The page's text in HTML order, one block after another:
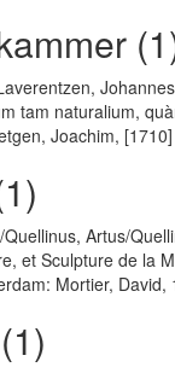
Johannes
tam naturalium,
Joachim, [1710]
/Quellinus, Artus/
et Sculpture de la
Mortier, David,